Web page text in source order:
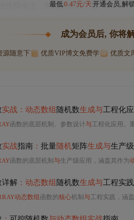
性同余法，单点质量高，批
最低0.47元/天 开通会员,解
成为会员后, 你将
源随意下 优质VIP博文免费学 优质文
实战：动态数组 随机数生成与工程化
函数的底层机制、参数设计与工程化应用。
实战指南 ： 批量随机矩阵生成与生产
函数的底层机制 与生产级应用，涵盖其作为
详解 ：动态数组 随机数生成与工程实践
动态数组 函数的核心机制 与工程实践，涵